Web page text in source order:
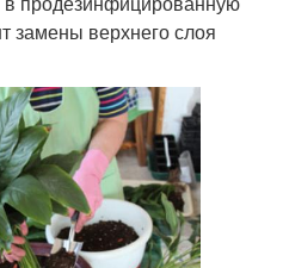
замены верхнего слоя